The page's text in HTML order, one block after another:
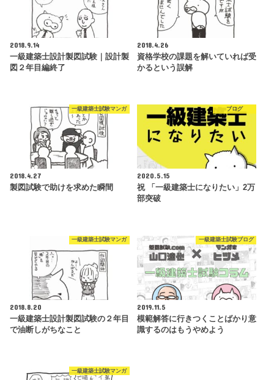
2018.9.14
一級建築士設計製図試験｜設計製
図２年目編終了
2018.4.26
資格学校の課題を解いていれば受
かるという誤解
一級建築士試験マンガ
2018.4.27
製図試験で助けを求めた瞬間
ブログ
2020.5.15
祝 「一級建築士になりたい」2万
部突破
一級建築士試験マンガ
2018.8.20
一級建築士設計製図試験の２年目
で油断しがちなこと
一級建築士試験ブログ
2019.11.5
模範解答に行きつくことばかり意
識するのはもうやめよう
一級建築士試験マンガ